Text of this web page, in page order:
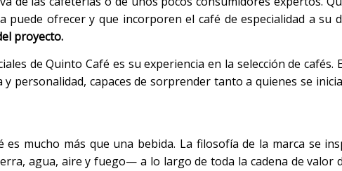
puede ofrecer y que incorporen el café de especialidad a su
proyecto.
de Quinto Café es su experiencia en la selección de cafés.
personalidad, capaces de sorprender tanto a quienes se
mucho más que una bebida. La filosofía de la marca se
agua, aire y fuego— a lo largo de toda la cadena de valor